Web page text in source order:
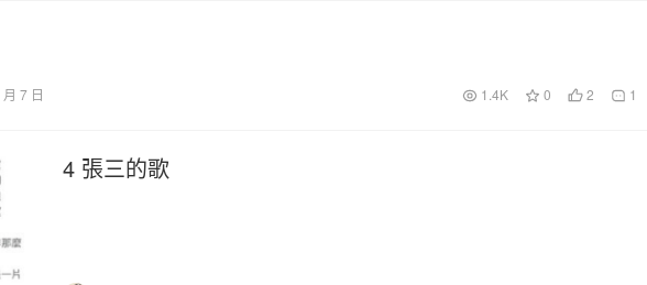
7 日 1.4K 0 2 1
4 張三的歌